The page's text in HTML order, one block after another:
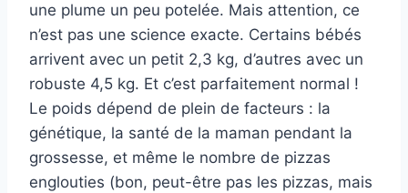
une plume un peu potelée. Mais attention, ce
n’est pas une science exacte. Certains bébés
arrivent avec un petit 2,3 kg, d’autres avec un
robuste 4,5 kg. Et c’est parfaitement normal !
Le poids dépend de plein de facteurs : la
génétique, la santé de la maman pendant la
grossesse, et même le nombre de pizzas
englouties (bon, peut-être pas les pizzas, mais